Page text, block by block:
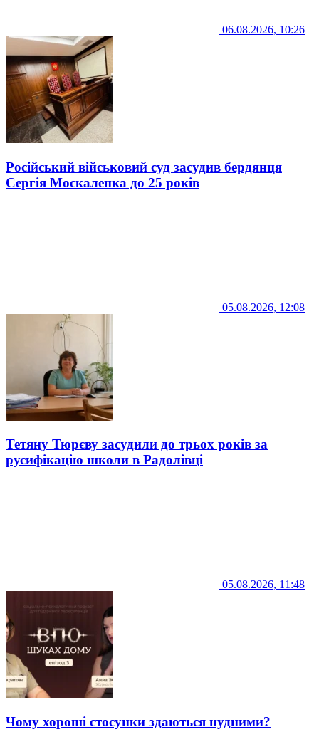
06.08.2026, 10:26
Російський військовий суд засудив бердянця
Сергія Москаленка до 25 років
05.08.2026, 12:08
Тетяну Тюрєву засудили до трьох років за
русифікацію школи в Радолівці
05.08.2026, 11:48
Чому хороші стосунки здаються нудними?